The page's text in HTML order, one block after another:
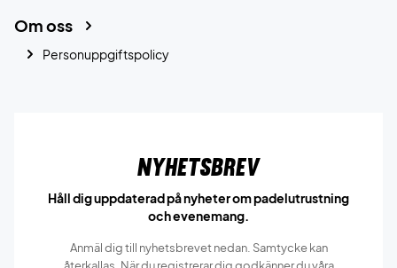
Om oss
Personuppgiftspolicy
Nyhetsbrev
Håll dig uppdaterad på nyheter om padelutrustning
och evenemang.
Anmäl dig till nyhetsbrevet nedan. Samtycke kan